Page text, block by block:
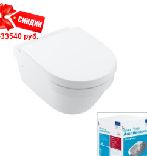
руб.